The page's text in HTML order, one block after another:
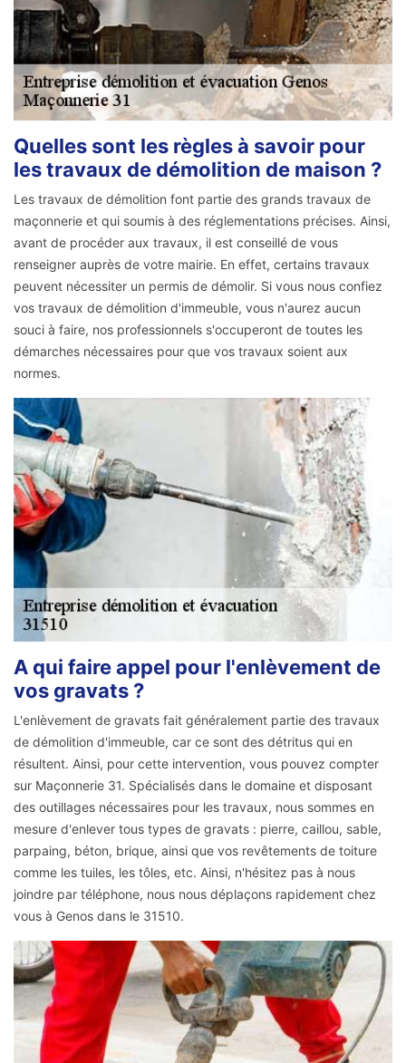
Quelles sont les règles à savoir pour
les travaux de démolition de maison ?
Les travaux de démolition font partie des grands travaux de
maçonnerie et qui soumis à des réglementations précises. Ainsi,
avant de procéder aux travaux, il est conseillé de vous
renseigner auprès de votre mairie. En effet, certains travaux
peuvent nécessiter un permis de démolir. Si vous nous confiez
vos travaux de démolition d'immeuble, vous n'aurez aucun
souci à faire, nos professionnels s'occuperont de toutes les
démarches nécessaires pour que vos travaux soient aux
normes.
A qui faire appel pour l'enlèvement de
vos gravats ?
L'enlèvement de gravats fait généralement partie des travaux
de démolition d'immeuble, car ce sont des détritus qui en
résultent. Ainsi, pour cette intervention, vous pouvez compter
sur Maçonnerie 31. Spécialisés dans le domaine et disposant
des outillages nécessaires pour les travaux, nous sommes en
mesure d'enlever tous types de gravats : pierre, caillou, sable,
parpaing, béton, brique, ainsi que vos revêtements de toiture
comme les tuiles, les tôles, etc. Ainsi, n'hésitez pas à nous
joindre par téléphone, nous nous déplaçons rapidement chez
vous à Genos dans le 31510.